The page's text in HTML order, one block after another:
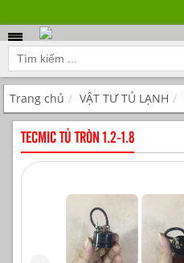
Trang chủ VẬT TƯ TỦ LẠNH
TECMIC TỦ TRÒN 1.2-1.8